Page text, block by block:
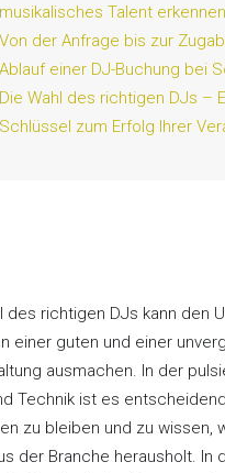
musikalisches Talent erkennen
Von der Anfrage bis zur
Ablauf einer DJ-Buchung bei
Die Wahl des richtigen DJs –
Schlüssel zum Erfolg Ihrer
des richtigen DJs kann den
einer guten und einer
ausmachen. In der
Technik ist es
zu bleiben und zu wissen,
der Branche herausholt. In